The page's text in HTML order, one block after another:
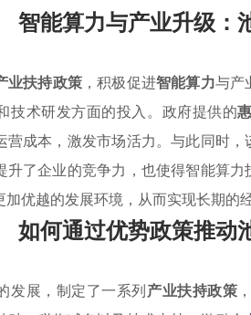
智能算力与产业升级：
业扶持政策，积极促进智能算力与产
技术研发方面的投入。政府提供的
营成本，激发市场活力。与此同时
升了企业的竞争力，也使得智能算
加优越的发展环境，从而实现长期的
如何通过优势政策推动
发展，制定了一系列产业扶持政策